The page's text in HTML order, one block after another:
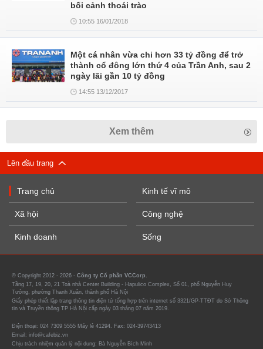
bối cảnh thoái trào
10:55 16/01/2018
Một cá nhân vừa chi hơn 33 tỷ đồng để trở
thành cổ đông lớn thứ 4 của Trần Anh, sau 2
ngày lãi gần 10 tỷ đồng
14:55 13/12/2017
Xem thêm
Lên đầu trang
Trang chủ
Xã hội
Kinh doanh
Kinh tế vĩ mô
Công nghệ
Sống
© Copyright 2012 - 2026 - Công ty Cổ phần VCCorp.
Tầng 17, 19, 20, 21 Toà nhà Center Building - Hapulico Complex, Số 01, phố Nguyễn Huy
Tưởng, phường Thanh Xuân, thành phố Hà Nội
Giấy phép thiết lập trang thông tin điện tử tổng hợp trên internet số 3321/GP-TTĐT do Sở Thông
tin và Truyền thông TP Hà Nội cấp ngày 03 tháng 07 năm 2019.
Điện thoại: 024 7309 5555 Máy lẻ 41294. Fax: 024-39743413
Email: info@cafebiz.vn
Chịu trách nhiệm quản lý nội dung: Bà Nguyễn Bích Minh